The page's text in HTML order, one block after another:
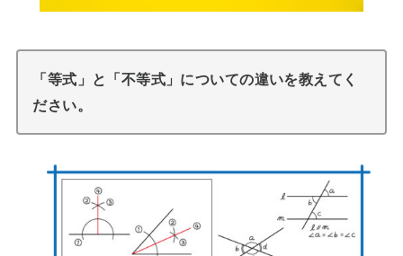
「等式」と「不等式」についての違いを教えてく
ださい。